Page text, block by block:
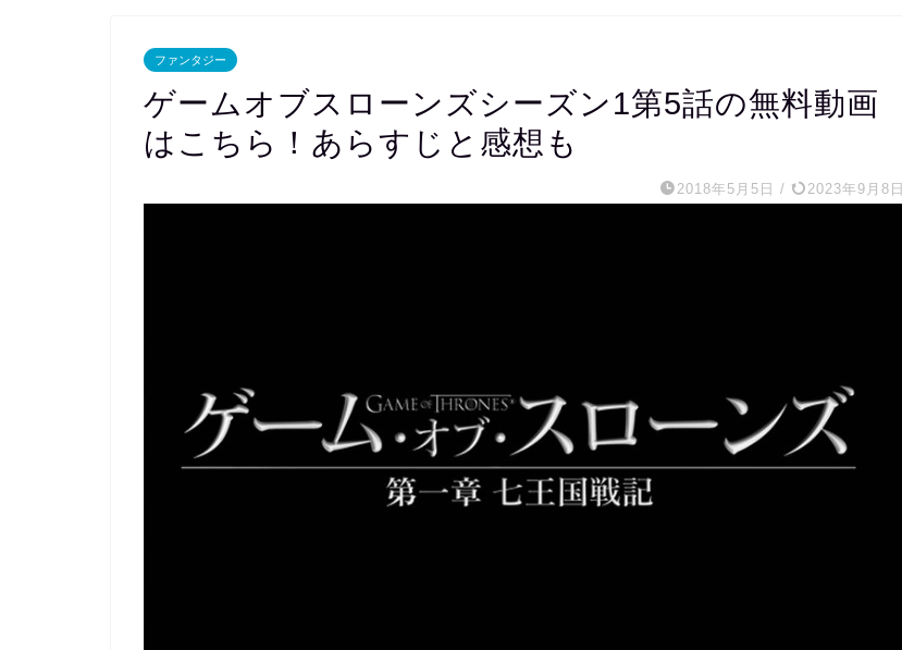
ファンタジー
ゲームオブスローンズシーズン1第5話の無料動画
はこちら！あらすじと感想も
2018年5月5日 / 2023年9月8日